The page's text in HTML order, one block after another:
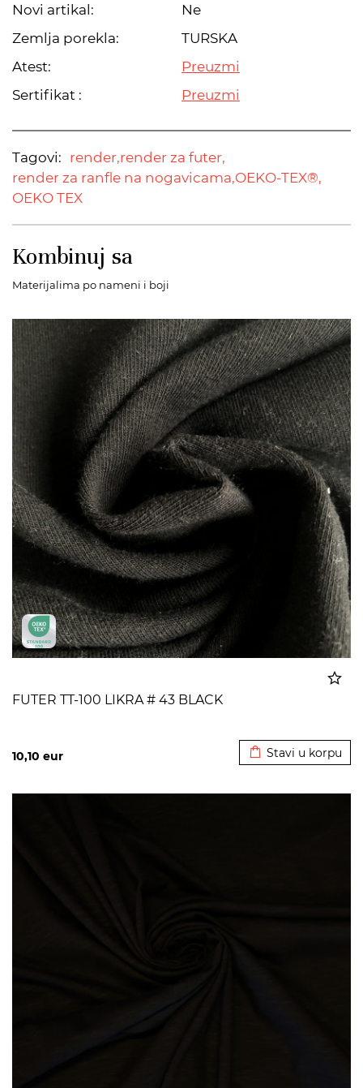
Novi artikal:
Ne
Zemlja porekla:
TURSKA
Atest:
Preuzmi
Sertifikat :
Preuzmi
Tagovi: render,render za futer,
render za ranfle na nogavicama,OEKO-TEX®,
OEKO TEX
Kombinuj sa
Materijalima po nameni i boji
FUTER TT-100 LIKRA # 43 BLACK
10,10 eur Stavi u korpu